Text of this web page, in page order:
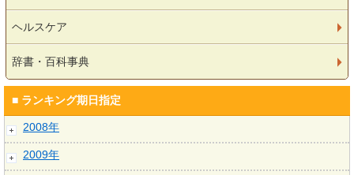
ヘルスケア
辞書・百科事典
■ ランキング期日指定
2008年
2009年